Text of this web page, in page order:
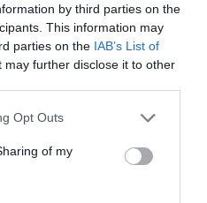
by third parties on the
This information may
parties on the IAB’s List of
may further disclose it to other
Opt Outs
of my
e asilo, il decreto
per richieste,